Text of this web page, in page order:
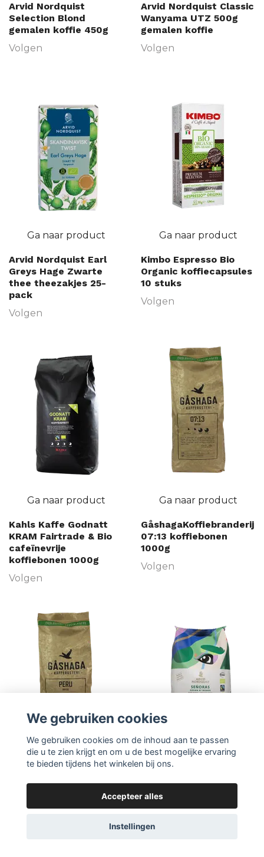
Arvid Nordquist
Selection Blond
gemalen koffie 450g
Volgen
Arvid Nordquist Classic
Wanyama UTZ 500g
gemalen koffie
Volgen
Ga naar product
Arvid Nordquist Earl
Greys Hage Zwarte
thee theezakjes 25-
pack
Volgen
Ga naar product
Kimbo Espresso Bio
Organic koffiecapsules
10 stuks
Volgen
Ga naar product
Kahls Kaffe Godnatt
KRAM Fairtrade & Bio
cafeïnevrije
koffiebonen 1000g
Volgen
Ga naar product
GåshagaKoffiebranderij
07:13 koffiebonen
1000g
Volgen
Ga naar product Ga naar product
Senoras koffiebonen
Volgen
We gebruiken cookies
We gebruiken cookies om de inhoud aan te passen
die u te zien krijgt en om u de best mogelijke ervaring
te bieden tijdens het winkelen bij ons.
Accepteer alles
Instellingen